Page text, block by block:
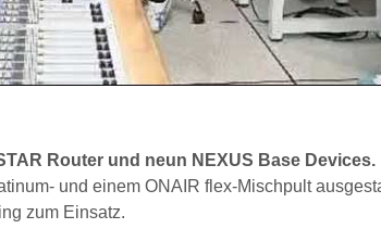
Router und neun NEXUS Base Devices.
und einem ONAIR flex-Mischpult
zum Einsatz.